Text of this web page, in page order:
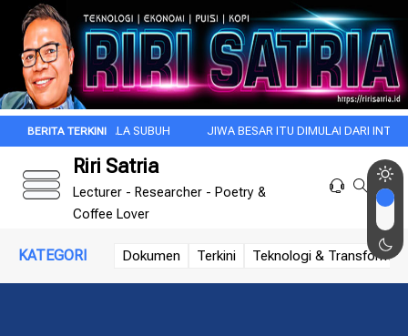
INI DI KALA SUBUH JIWA BESAR ITU DIMULAI DARI INTROSPEKSI
Riri Satria
Lecturer - Researcher - Poetry &
Coffee Lover
KATEGORI Dokumen Terkini Teknologi &